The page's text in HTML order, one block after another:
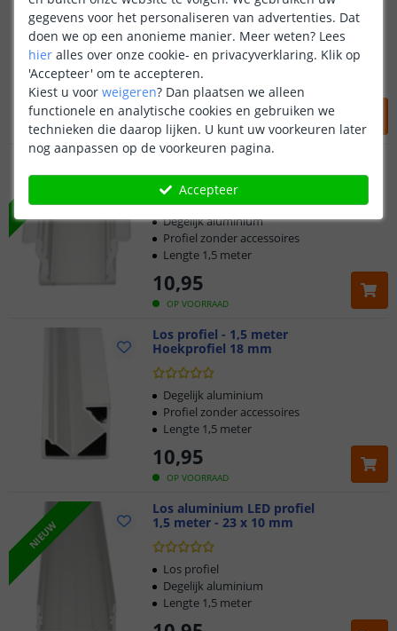
OP VOORRAAD
10,95
Degelijk aluminium
Profiel zonder accessoires
Lengte 1,5 meter
NIEUW
Los profiel - 1,5 meter
Inbouw hoog 15 mm
OP VOORRAAD
10,95
Degelijk aluminium
Profiel zonder accessoires
Lengte 1,5 meter
Los profiel - 1,5 meter
Hoekprofiel 18 mm
OP VOORRAAD
10,95
Degelijk aluminium
Profiel zonder accessoires
Lengte 1,5 meter
NIEUW
Los aluminium LED profiel
1,5 meter - 23 x 10 mm
Los profiel
Degelijk aluminium
Lengte 1,5 meter
gegevens voor het personaliseren van advertenties. Dat
doen we op een anonieme manier. Meer weten? Lees
hier alles over onze cookie- en privacyverklaring. Klik op
'Accepteer' om te accepteren.
Kiest u voor weigeren? Dan plaatsen we alleen
functionele en analytische cookies en gebruiken we
technieken die daarop lijken. U kunt uw voorkeuren later
nog aanpassen op de voorkeuren pagina.
Accepteer